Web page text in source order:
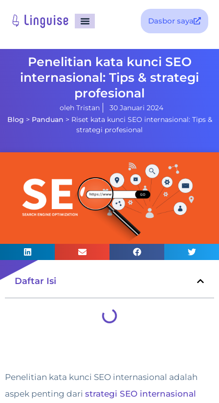
Dasbor saya
Penelitian kata kunci SEO
internasional: Tips & strategi
profesional
oleh Tristan
30 Januari 2024
Blog > Panduan > Riset kata kunci SEO internasional: Tips &
strategi profesional
Daftar Isi
Penelitian kata kunci SEO internasional adalah
aspek penting dari strategi SEO internasional